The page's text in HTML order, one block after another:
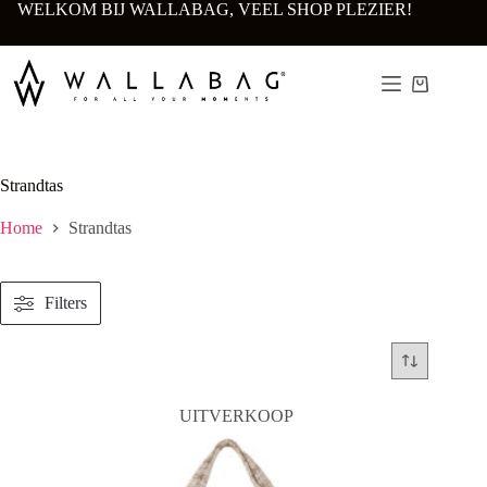
Ga
de
inhoud
WELKOM BIJ WALLABAG, VEEL SHOP PLEZIER!
Strandtas
Home Strandtas
Filters
UITVERKOOP